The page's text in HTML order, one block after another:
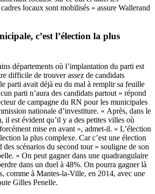
locaux sont mobilisés » assure Wallerand
c’est l’élection la plus
départements où l’implantation du parti est
difficile de trouver assez de candidats
parti avait déjà eu du mal à remplir sa feuille
parti n’aura des candidats partout » répond
de campagne du RN pour les municipales
nationale d’investiture. « Après, dans le
il est évident qu’il y a des petites villes où
mise en avant », admet-il. « L’élection
la plus complexe. Car c’est une élection
des scénarios du second tour » souligne de son
« On peut gagner dans une quadrangulaire
dans un duel à 48%. On pourra gagner là
comme à Mantes-la-Ville, en 2014, avec une
Gilles Penelle.